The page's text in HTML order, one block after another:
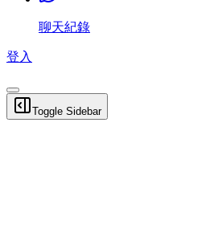
聊天紀錄
登入
Toggle Sidebar